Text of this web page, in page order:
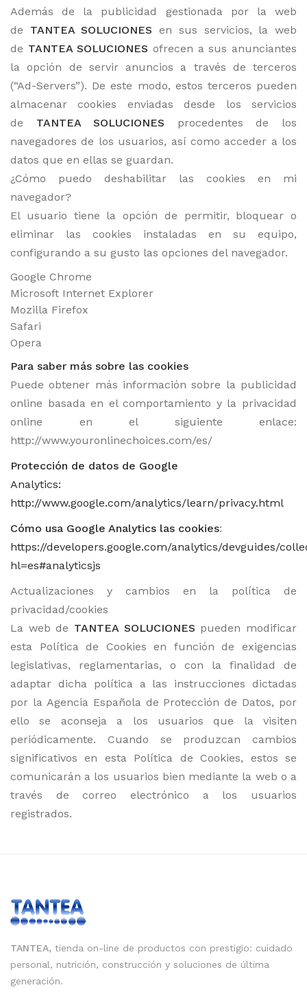
Además de la publicidad gestionada por la web
de TANTEA SOLUCIONES en sus servicios, la web
de TANTEA SOLUCIONES ofrecen a sus anunciantes
la opción de servir anuncios a través de terceros
(“Ad-Servers”). De este modo, estos terceros pueden
almacenar cookies enviadas desde los servicios
de TANTEA SOLUCIONES procedentes de los
navegadores de los usuarios, así como acceder a los
datos que en ellas se guardan.
¿Cómo puedo deshabilitar las cookies en mi
navegador?
El usuario tiene la opción de permitir, bloquear o
eliminar las cookies instaladas en su equipo,
configurando a su gusto las opciones del navegador.
Google Chrome
Microsoft Internet Explorer
Mozilla Firefox
Safari
Opera
Para saber más sobre las cookies
Puede obtener más información sobre la publicidad
online basada en el comportamiento y la privacidad
online en el siguiente enlace:
http://www.youronlinechoices.com/es/
Protección de datos de Google
Analytics:
http://www.google.com/analytics/learn/privacy.html
Cómo usa Google Analytics las cookies:
https://developers.google.com/analytics/devguides/
hl=es#analyticsjs
Actualizaciones y cambios en la política de
privacidad/cookies
La web de TANTEA SOLUCIONES pueden modificar
esta Política de Cookies en función de exigencias
legislativas, reglamentarias, o con la finalidad de
adaptar dicha política a las instrucciones dictadas
por la Agencia Española de Protección de Datos, por
ello se aconseja a los usuarios que la visiten
periódicamente. Cuando se produzcan cambios
significativos en esta Política de Cookies, estos se
comunicarán a los usuarios bien mediante la web o a
través de correo electrónico a los usuarios
registrados.
TANTEA, tienda on-line de productos con prestigio: cuidado
personal, nutrición, construcción y soluciones de última
generación.